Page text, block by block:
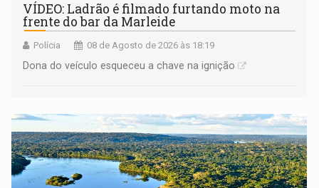
VÍDEO: Ladrão é filmado furtando moto na
frente do bar da Marleide
Polícia 08 de Agosto de 2026 às 18:19
Dona do veículo esqueceu a chave na ignição